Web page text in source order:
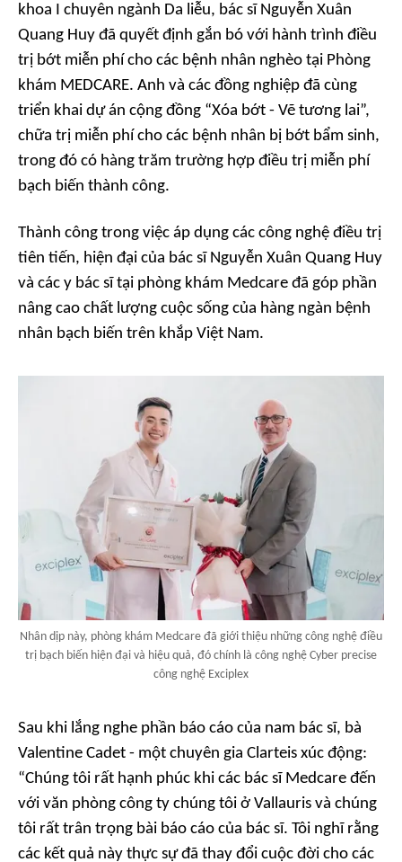
khoa I chuyên ngành Da liễu, bác sĩ Nguyễn Xuân
Quang Huy đã quyết định gắn bó với hành trình điều
trị bớt miễn phí cho các bệnh nhân nghèo tại Phòng
khám MEDCARE. Anh và các đồng nghiệp đã cùng
triển khai dự án cộng đồng “Xóa bớt - Vẽ tương lai”,
chữa trị miễn phí cho các bệnh nhân bị bớt bẩm sinh,
trong đó có hàng trăm trường hợp điều trị miễn phí
bạch biến thành công.
Thành công trong việc áp dụng các công nghệ điều trị
tiên tiến, hiện đại của bác sĩ Nguyễn Xuân Quang Huy
và các y bác sĩ tại phòng khám Medcare đã góp phần
nâng cao chất lượng cuộc sống của hàng ngàn bệnh
nhân bạch biến trên khắp Việt Nam.
Nhân dịp này, phòng khám Medcare đã giới thiệu những công nghệ điều
trị bạch biến hiện đại và hiệu quả, đó chính là công nghệ Cyber precise
công nghệ Exciplex
Sau khi lắng nghe phần báo cáo của nam bác sĩ, bà
Valentine Cadet - một chuyên gia Clarteis xúc động:
“Chúng tôi rất hạnh phúc khi các bác sĩ Medcare đến
với văn phòng công ty chúng tôi ở Vallauris và chúng
tôi rất trân trọng bài báo cáo của bác sĩ. Tôi nghĩ rằng
các kết quả này thực sự đã thay đổi cuộc đời cho các